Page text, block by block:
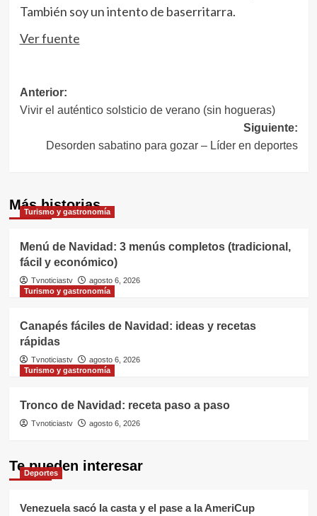
También soy un intento de baserritarra.
Ver fuente
Navegación
de
entradas
Anterior:
Vivir el auténtico solsticio de verano (sin hogueras)
Siguiente:
Desorden sabatino para gozar – Líder en deportes
Más historias
Turismo y gastronomía
Menú de Navidad: 3 menús completos (tradicional,
fácil y económico)
Tvnoticiastv
agosto 6, 2026
Turismo y gastronomía
Canapés fáciles de Navidad: ideas y recetas
rápidas
Tvnoticiastv
agosto 6, 2026
Turismo y gastronomía
Tronco de Navidad: receta paso a paso
Tvnoticiastv agosto 6, 2026
Te pueden interesar
Deportes
Venezuela sacó la casta y el pase a la AmeriCup